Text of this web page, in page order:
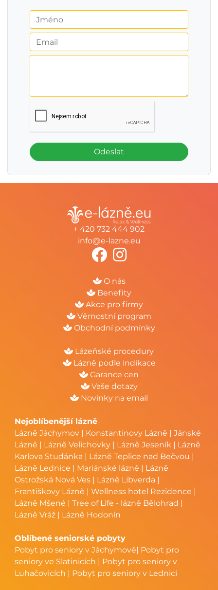
Odeslat
+ 420 732 444 902
info@e-lazne.eu
O nás
Benefity
Akce pro firmy
Věrnostní program
Obchodní podmínky
Lázeňské procedury
Lázně podle indikace
Garance cen
Vaše dotazy
Novinky na email
Nejoblíbenější lázně
Lázně Jáchymov
Konstantinovy Lázně
Jánské
Lázně | Lázně Velichovky Lázně Jeseník
Lázně
Karlova Studánka
Lázně Teplice nad Bečvou
Lázně Lednice
Mariánské lázně
Lázně
Ostrožská Nová Ves
Lázně Libverda
Františkovy Lázně
Wellness hotel Rezidence
Lázně Mšené | Tree of Life - lázně Bělohrad
Lázně Vráž
Lázně Hodonín
Oblíbené seniorské pobyty
Pobyt pro seniory v Jáchymově| Pobyt pro
seniory ve Slatinicích | Pobyt pro seniory v
Luhačovicích | Pobyt pro seniory v Lednici